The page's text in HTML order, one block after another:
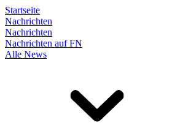
Startseite
Nachrichten
Nachrichten
Nachrichten auf FN
Alle News